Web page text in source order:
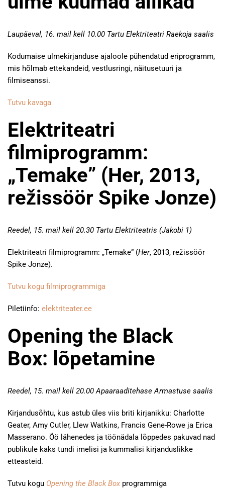
Laupäeval, 16. mail kell 10.00 Tartu Elektriteatri Raekoja saalis
Kodumaise ulmekirjanduse ajaloole pühendatud eriprogramm,
mis hõlmab ettekandeid, vestlusringi, näitusetuuri ja
filmiseanssi.
Tutvu kavaga
Elektriteatri
filmiprogramm:
„Temake” (Her, 2013,
režissöör Spike Jonze)
Reedel, 15. mail kell 20.30 Tartu Elektriteatris (Jakobi 1)
Elektriteatri filmiprogramm: „Temake” (Her, 2013, režissöör
Spike Jonze).
Tutvu kogu filmiprogrammiga
Piletiinfo: elektriteater.ee
Opening the Black
Box: lõpetamine
Reedel, 15. mail kell 20.00 Apaaraaditehase Armastuse saalis
Kirjandusõhtu, kus astub üles viis briti kirjanikku: Charlotte
Geater, Amy Cutler, Llew Watkins, Francis Gene-Rowe ja Erica
Masserano. Öö lähenedes ja töönädala lõppedes pakuvad nad
publikule kaks tundi imelisi ja kummalisi kirjanduslikke
etteasteid.
Tutvu kogu Opening the Black Box programmiga